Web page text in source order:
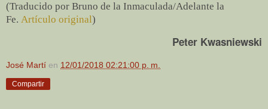
(Traducido por Bruno de la Inmaculada/Adelante la
Fe. Artículo original)
Peter Kwasniewski
José Martí en 12/01/2018 02:21:00 p. m.
Compartir